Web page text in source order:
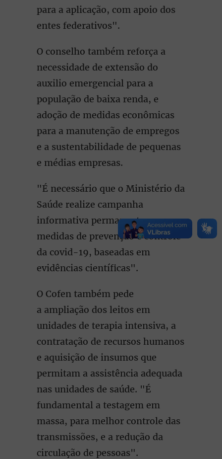
para a aplicação, com apoio dos
entes federativos".
O conselho também reforça a
necessidade de extensão do
auxilio emergencial para a
população de baixa renda, e
adoção de medidas econômicas
para a manutenção de empregos
e a sustentabilidade de pequenas
e médias empresas.
"É necessário que o Ministério da
Saúde realize campanha
informativa permanente, com
medidas de prevenção e controle
da covid-19, baseadas em
evidências científicas".
O Cofen também pede
a ampliação dos leitos em
unidades de terapia intensiva, a
contratação de recursos humanos
e aquisição de insumos que
permitam a assistência adequada
nas unidades de saúde. "É
fundamental a testagem em
massa, para melhor controle das
transmissões, e a redução da
circulação de pessoas".